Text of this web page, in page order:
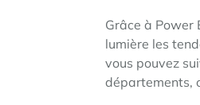
Grâce à Power
lumière les
vous pouvez
départements,